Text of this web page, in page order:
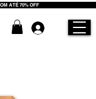
ATÉ 70% OFF